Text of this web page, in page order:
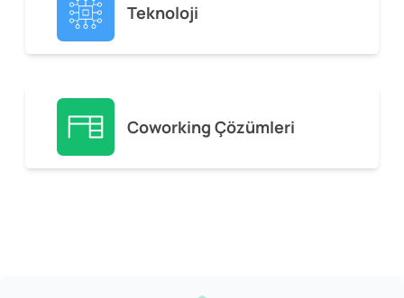
Teknoloji
Coworking Çözümleri